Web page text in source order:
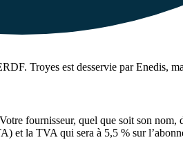
Troyes est desservie par Enedis,
fournisseur, quel que soit son
et la TVA qui sera à 5,5 % sur